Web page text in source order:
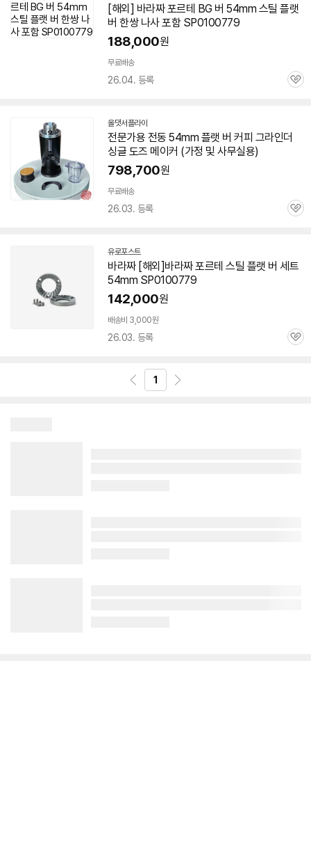
[해외] 바라짜 포르테 BG 버 54mm 스틸 플랫
버 한쌍 나사 포함 SP0100779
188,000원
무료배송
26.04. 등록
관
올댓서플라이네
이
버
이
전문가용 전동 54mm 플랫 버 커피 그라인더
싱글 도즈 메이커 (가정 및 사무실용)
798,700원
무료배송
26.03. 등록
관
유로포스트네
이
버
이
바라짜 [해외]바라짜 포르테 스틸 플랫 버 세트
54mm SP0100779
142,000원
배송비 3,000원
26.03. 등록
관
1